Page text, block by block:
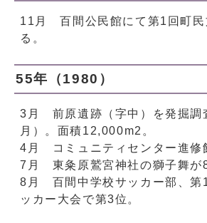
11月 百間公民館にて第1回町民
る。
55年（1980）
3月 前原遺跡（字中）を発掘調
月）。面積12,000m2。
4月 コミュニティセンター進修
7月 東粂原鷲宮神社の獅子舞が
8月 百間中学校サッカー部、第
ッカー大会で第3位。